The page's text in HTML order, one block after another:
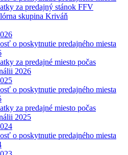
za predajný stánok FFV
skupina Kriváň
o poskytnutie predajného miesta
za predajné miesto počas
2026
o poskytnutie predajného miesta
za predajné miesto počas
2025
o poskytnutie predajného miesta